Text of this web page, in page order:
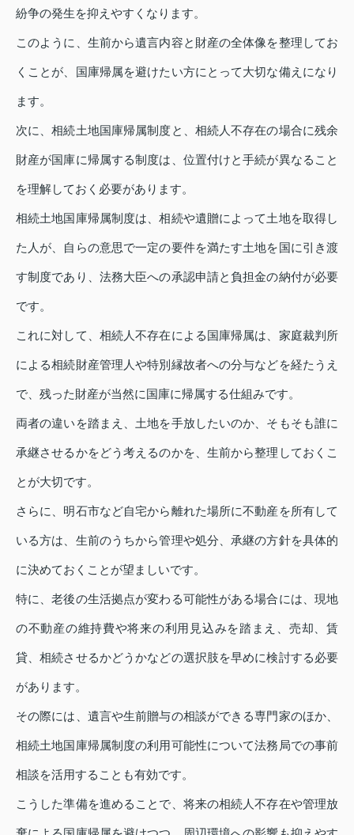
紛争の発生を抑えやすくなります。
このように、生前から遺言内容と財産の全体像を整理してお
くことが、国庫帰属を避けたい方にとって大切な備えになり
ます。
次に、相続土地国庫帰属制度と、相続人不存在の場合に残余
財産が国庫に帰属する制度は、位置付けと手続が異なること
を理解しておく必要があります。
相続土地国庫帰属制度は、相続や遺贈によって土地を取得し
た人が、自らの意思で一定の要件を満たす土地を国に引き渡
す制度であり、法務大臣への承認申請と負担金の納付が必要
です。
これに対して、相続人不存在による国庫帰属は、家庭裁判所
による相続財産管理人や特別縁故者への分与などを経たうえ
で、残った財産が当然に国庫に帰属する仕組みです。
両者の違いを踏まえ、土地を手放したいのか、そもそも誰に
承継させるかをどう考えるのかを、生前から整理しておくこ
とが大切です。
さらに、明石市など自宅から離れた場所に不動産を所有して
いる方は、生前のうちから管理や処分、承継の方針を具体的
に決めておくことが望ましいです。
特に、老後の生活拠点が変わる可能性がある場合には、現地
の不動産の維持費や将来の利用見込みを踏まえ、売却、賃
貸、相続させるかどうかなどの選択肢を早めに検討する必要
があります。
その際には、遺言や生前贈与の相談ができる専門家のほか、
相続土地国庫帰属制度の利用可能性について法務局での事前
相談を活用することも有効です。
こうした準備を進めることで、将来の相続人不存在や管理放